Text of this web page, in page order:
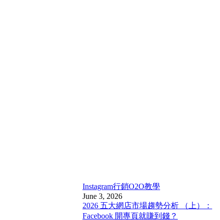
Instagram行銷O2O教學
June 3, 2026
2026 五大網店市場趨勢分析 （上）：
Facebook 開專頁就賺到錢？